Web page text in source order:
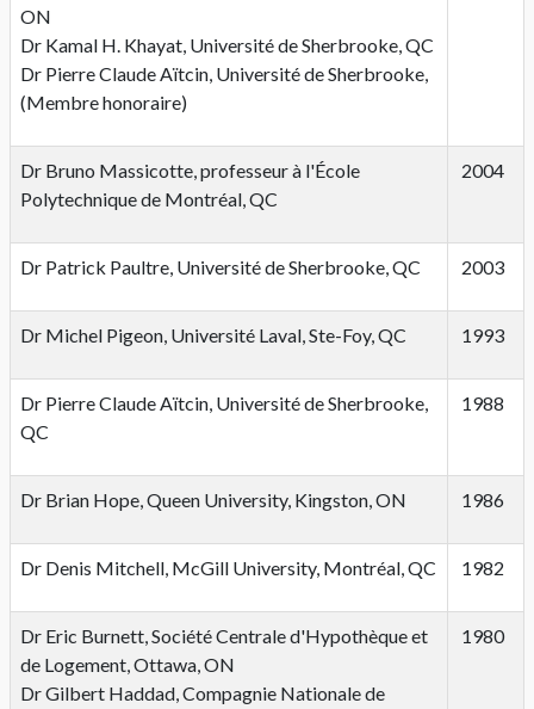
ON
Dr Kamal H. Khayat, Université de Sherbrooke, QC
Dr Pierre Claude Aïtcin, Université de Sherbrooke,
(Membre honoraire)
Dr Bruno Massicotte, professeur à l'École
Polytechnique de Montréal, QC
2004
Dr Patrick Paultre, Université de Sherbrooke, QC 2003
Dr Michel Pigeon, Université Laval, Ste-Foy, QC 1993
Dr Pierre Claude Aïtcin, Université de Sherbrooke,
QC
1988
Dr Brian Hope, Queen University, Kingston, ON 1986
Dr Denis Mitchell, McGill University, Montréal, QC 1982
Dr Eric Burnett, Société Centrale d'Hypothèque et
de Logement, Ottawa, ON
Dr Gilbert Haddad, Compagnie Nationale de
1980